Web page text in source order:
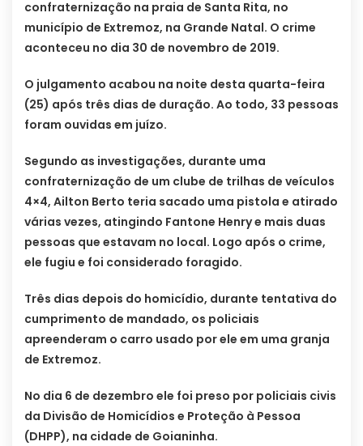
confraternização na praia de Santa Rita, no
município de Extremoz, na Grande Natal. O crime
aconteceu no dia 30 de novembro de 2019.
O julgamento acabou na noite desta quarta-feira
(25) após três dias de duração. Ao todo, 33 pessoas
foram ouvidas em juízo.
Segundo as investigações, durante uma
confraternização de um clube de trilhas de veículos
4×4, Ailton Berto teria sacado uma pistola e atirado
várias vezes, atingindo Fantone Henry e mais duas
pessoas que estavam no local. Logo após o crime,
ele fugiu e foi considerado foragido.
Três dias depois do homicídio, durante tentativa do
cumprimento de mandado, os policiais
apreenderam o carro usado por ele em uma granja
de Extremoz.
No dia 6 de dezembro ele foi preso por policiais civis
da Divisão de Homicídios e Proteção à Pessoa
(DHPP), na cidade de Goianinha.